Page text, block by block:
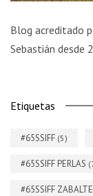
Blog acreditado
Sebastián desde
Etiquetas
#65SSIFF (5)
#65SSIFF PERLAS
#65SSIFF